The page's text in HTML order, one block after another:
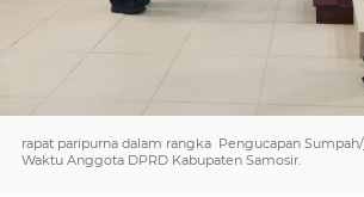
rapat paripurna dalam rangka Pengucapan
Waktu Anggota DPRD Kabupaten Samosir.